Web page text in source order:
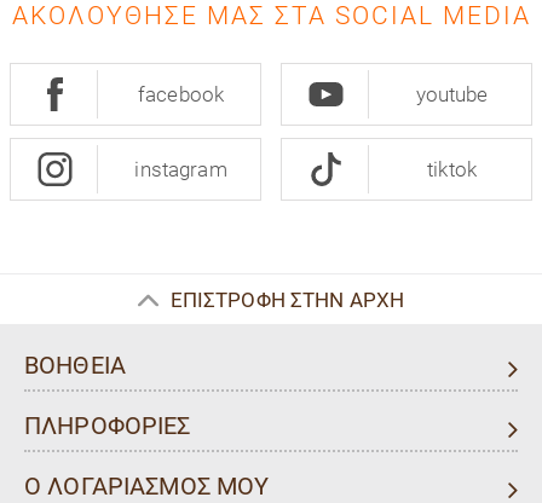
ΑΚΟΛΟΎΘΗΣΈ ΜΑΣ ΣΤΑ SOCIAL MEDIA
facebook youtube
instagram tiktok
ΕΠΙΣΤΡΟΦΗ ΣΤΗΝ ΑΡΧΗ
ΒΟΗΘΕΙΑ
ΠΛΗΡΟΦΟΡΙΕΣ
Ο ΛΟΓΑΡΙΑΣΜΟΣ ΜΟΥ